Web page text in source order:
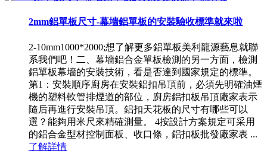
2mm鋁單板尺寸-幕墻鋁單板的安裝驗收標準就來啦
2-10mm1000*2000;想了解更多鋁單板美利龍源藝息就聯
系我們吧！二、幕墻鋁合金單板檢測的另一方面，檢測
鋁單板幕墻的安裝技術，看是否達到國家規定的標準。
第1：安裝順序廚房在安裝鋁扣吊頂前，必須先明確油煙
機的塑料軟管排煙道的部位，廚房鋁扣板吊頂廠家表示
隨后再進行安裝吊頂。鋁扣天花板的尺寸有哪些可以
選？能夠用米尺來精確測量。 4按設計方案規定可采用
的鋁合金型材控制面板、收口條，鋁扣板批發廠家表 ...
了解詳情